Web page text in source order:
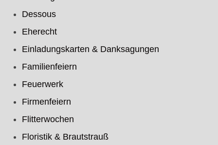
Dessous
Eherecht
Einladungskarten & Danksagungen
Familienfeiern
Feuerwerk
Firmenfeiern
Flitterwochen
Floristik & Brautstrauß